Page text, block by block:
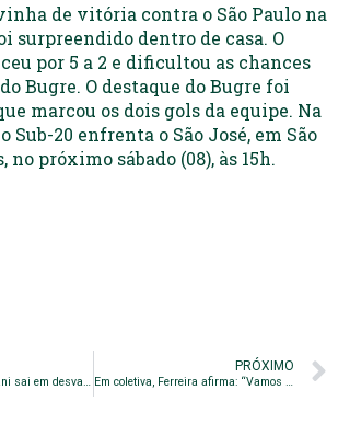
de vitória contra o São Paulo na
surpreendido dentro de casa. O
por 5 a 2 e dificultou as chances
Bugre. O destaque do Bugre foi
marcou os dois gols da equipe. Na
Sub-20 enfrenta o São José, em São
no próximo sábado (08), às 15h.
Em Arapiraca, Guarani sai em desvantagem nas quartas de final
PRÓXIMO
Em coletiva, Ferreira afirma: “Vamos reverter esse placar”